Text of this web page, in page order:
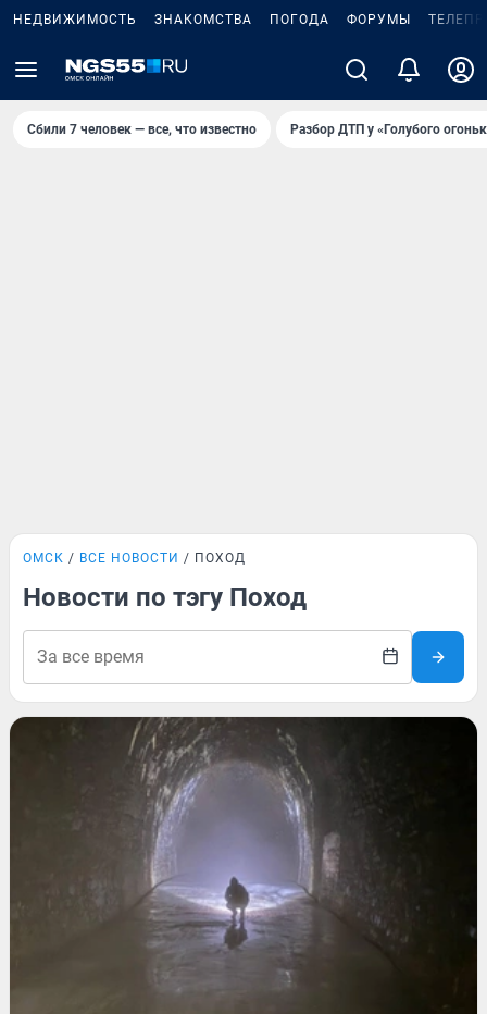
НЕДВИЖИМОСТЬ ЗНАКОМСТВА ПОГОДА ФОРУМЫ
Сбили 7 человек — все, что известно Разбор ДТП у «Голубого
ОМСК ВСЕ НОВОСТИ ПОХОД
Новости по тэгу Поход